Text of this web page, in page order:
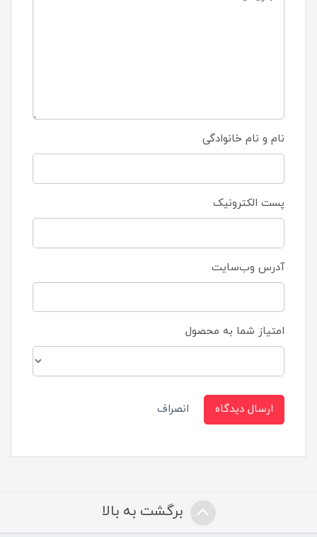
نام و نام خانوادگی
پست الکترونیک
آدرس وب‌سایت
امتیاز شما به محصول
ارسال دیدگاه انصراف
برگشت به بالا